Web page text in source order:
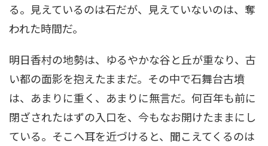
る。見えているのは石だが、見えていないのは、奪
われた時間だ。
明日香村の地勢は、ゆるやかな谷と丘が重なり、古
い都の面影を抱えたままだ。その中で石舞台古墳
は、あまりに重く、あまりに無言だ。何百年も前に
閉ざされたはずの入口を、今もなお開けたままにし
ている。そこへ耳を近づけると、聞こえてくるのは